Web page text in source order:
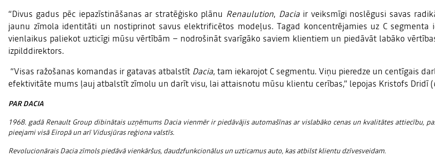
“Divus gadus pēc iepazīstināšanas ar stratēģisko plānu Renaulution, Daciair veiksmīgi noslēgusi savas
jaunu zīmola identitāti un nostiprinot savus elektrificētos modeļus. Tagad koncentrējamies uz C
vienlaikus paliekot uzticīgi mūsu vērtībām – nodrošināt svarīgāko saviem klientiem un piedāvāt labāko
izpilddirektors.
“Visas ražošanas komandas ir gatavas atbalstīt Dacia, tam iekarojot C segmentu. Viņu pieredze un centīgais
efektivitāte mums ļauj atbalstīt zīmolu un darīt visu, lai attaisnotu mūsu klientu cerības,” lepojas Kristofs Dridī (
PAR DACIA
1968. gadā Renault Group dibinātais uzņēmums Dacia vienmēr ir piedāvājis automašīnas ar vislabāko cenas un kvalitātes attiecību,
pieejami visā Eiropā un arī Vidusjūras reģiona valstīs.
Revolucionārais Dacia zīmols piedāvā vienkāršus, daudzfunkcionālus un uzticamus auto, kas atbilst klientu dzīvesveidam.